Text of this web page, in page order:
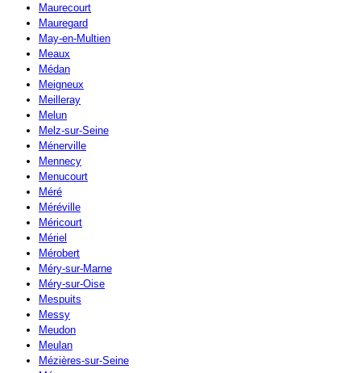
Maurecourt
Mauregard
May-en-Multien
Meaux
Médan
Meigneux
Meilleray
Melun
Melz-sur-Seine
Ménerville
Mennecy
Menucourt
Méré
Méréville
Méricourt
Mériel
Mérobert
Méry-sur-Marne
Méry-sur-Oise
Mespuits
Messy
Meudon
Meulan
Mézières-sur-Seine